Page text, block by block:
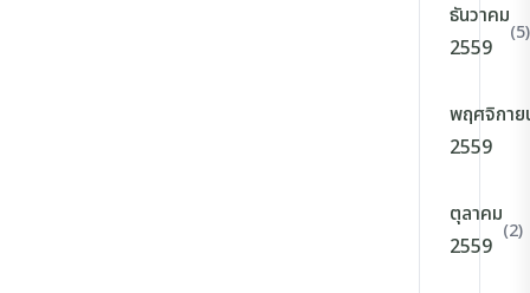
ธันวาคม
2559
(5)
พฤศจิกาย
2559
ตุลาคม
2559
(2)